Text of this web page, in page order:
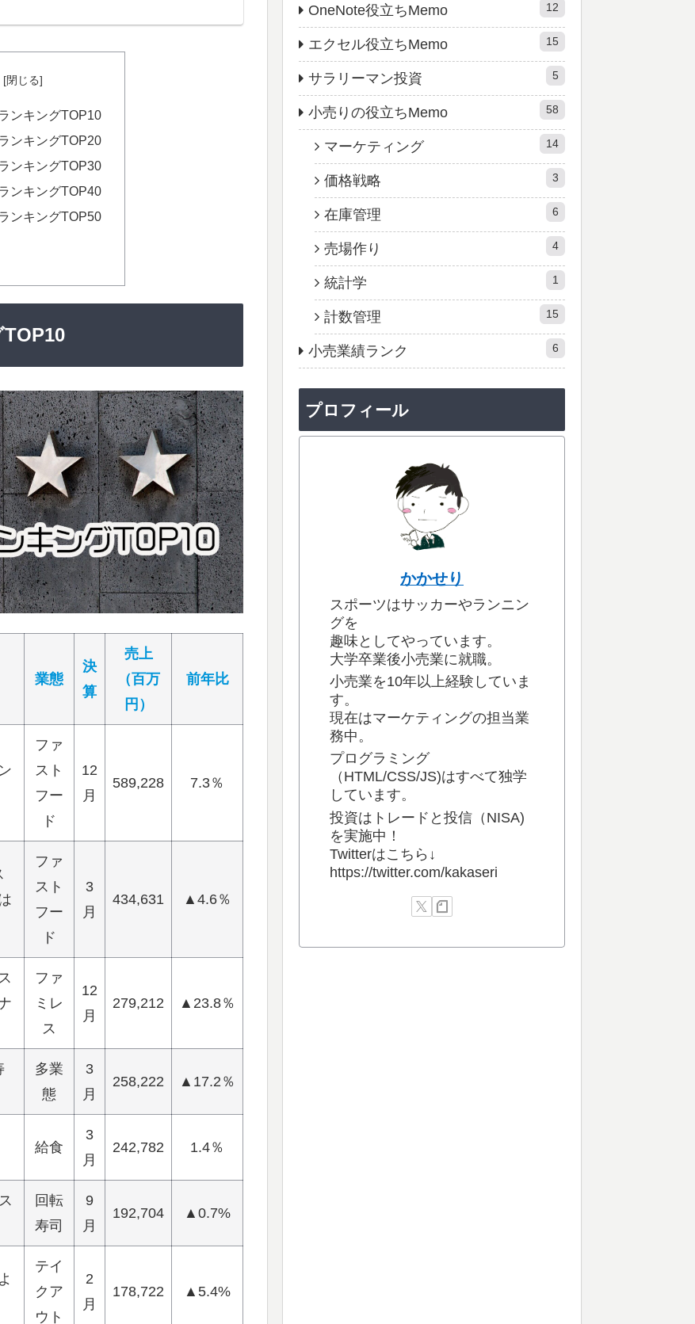
ンキングTOP10
ンキングTOP20
ンキングTOP30
ンキングTOP40
ンキングTOP50
業態
決
算
売上
（百万
円）
前年比
ファ
スト
フー
ド
12
月
589,228 7.3％
ファ
スト
フー
ド
3
月
434,631 ▲4.6％
ファ
ミレ
ス
12
月
279,212 ▲23.8％
多業
態
3
月
258,222 ▲17.2％
給食
3
月
242,782 1.4％
回転
寿司
9
月
192,704 ▲0.7%
テイ
クア
ウト
2
月
178,722 ▲5.4%
OneNote役立ちMemo 12
エクセル役立ちMemo 15
サラリーマン投資 5
小売りの役立ちMemo 58
マーケティング 14
価格戦略 3
在庫管理 6
売場作り 4
統計学 1
計数管理 15
小売業績ランク 6
プロフィール
かかせり
スポーツはサッカーやランニン
グを
趣味としてやっています。
大学卒業後小売業に就職。
小売業を10年以上経験していま
す。
現在はマーケティングの担当業
務中。
プログラミング
（HTML/CSS/JS)はすべて独学
しています。
投資はトレードと投信（NISA)
を実施中！
Twitterはこちら↓
https://twitter.com/kakaseri